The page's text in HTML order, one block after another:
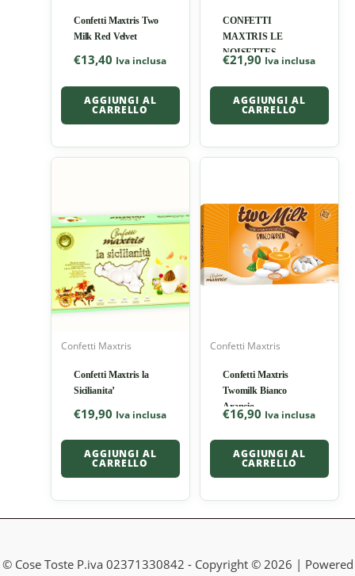
Confetti Maxtris Two
Milk Red Velvet
€13,40 Iva inclusa
AGGIUNGI AL
CARRELLO
CONFETTI
MAXTRIS LE
NOISETTES
CLASSIC
€21,90 Iva inclusa
AGGIUNGI AL
CARRELLO
Confetti Maxtris
Confetti Maxtris la
Sicilianita’
€19,90 Iva inclusa
AGGIUNGI AL
CARRELLO
Confetti Maxtris
Confetti Maxtris
Twomilk Bianco
Arancio
€16,90 Iva inclusa
AGGIUNGI AL
CARRELLO
© Cose Toste P.iva 02371330842 - Copyright © 2026 | Powered